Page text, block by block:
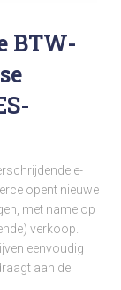
BTW-
e-
opent nieuwe
met name op
verkoop.
eenvoudig
aan de